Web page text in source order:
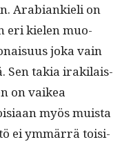
Ara­bi­ankieli on
eri kie­len muo­
joka vain
Sen takia irak­i­lais­
on vaikea
myös muista
ei ymmär­rä toisi­